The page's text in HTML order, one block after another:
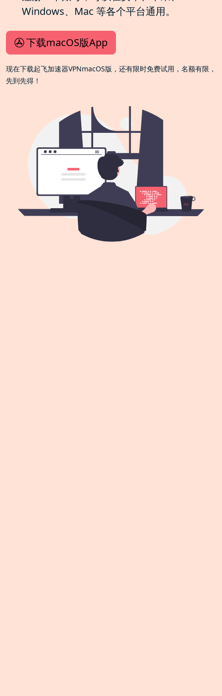
Windows、Mac 等各个平台通用。
下载macOS版App
现在下载起飞加速器VPNmacOS版，还有限时免费试用，名额有限，
先到先得！